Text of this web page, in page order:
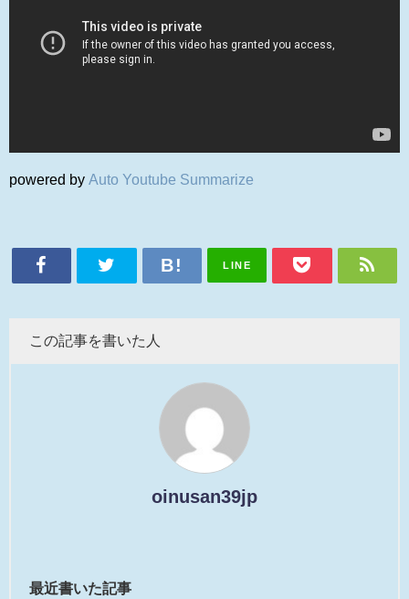
powered by Auto Youtube Summarize
LINE
この記事を書いた人
oinusan39jp
最近書いた記事